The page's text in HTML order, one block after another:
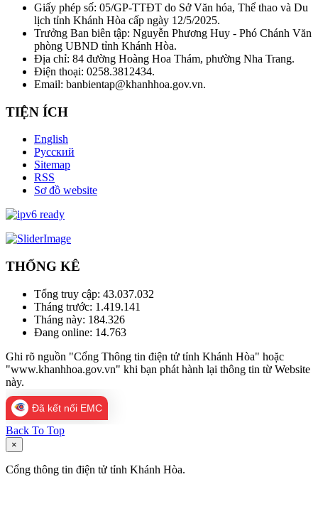
Giấy phép số: 05/GP-TTĐT do Sở Văn hóa, Thể thao và Du
lịch tỉnh Khánh Hòa cấp ngày 12/5/2025.
Trưởng Ban biên tập: Nguyễn Phương Huy - Phó Chánh Văn
phòng UBND tỉnh Khánh Hòa.
Địa chỉ: 84 đường Hoàng Hoa Thám, phường Nha Trang.
Điện thoại: 0258.3812434.
Email: banbientap@khanhhoa.gov.vn.
TIỆN ÍCH
English
Русский
Sitemap
RSS
Sơ đồ website
THỐNG KÊ
Tổng truy cập: 43.037.032
Tháng trước: 1.419.141
Tháng này: 184.326
Đang online: 14.763
Ghi rõ nguồn "Cổng Thông tin điện tử tỉnh Khánh Hòa" hoặc
"www.khanhhoa.gov.vn" khi bạn phát hành lại thông tin từ Website
này.
Đã kết nối EMC
Back To Top
×
Cổng thông tin điện tử tỉnh Khánh Hòa.